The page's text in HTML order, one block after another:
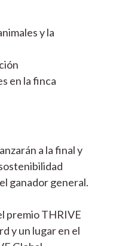
y la
en la finca
a la final y
ganador general.
premio THRIVE
y un lugar en el